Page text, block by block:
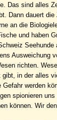
Das sind alles
Dann dauert
an die
und haben
Ausweichung
richten.
in der alles
werden
spionieren
können. Wir